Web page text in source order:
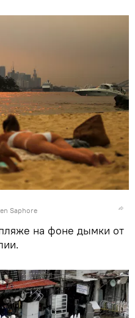
Saphore
на фоне дымки от